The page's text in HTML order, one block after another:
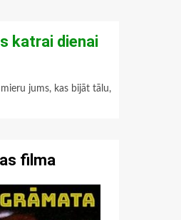
katrai dienai
jums, kas bijāt tālu,
filma